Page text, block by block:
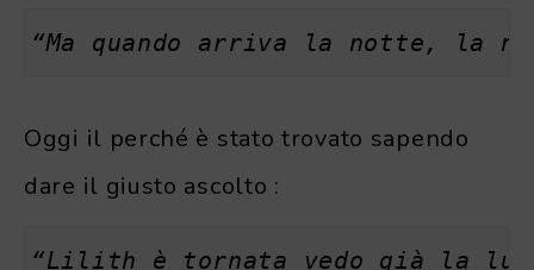
“Ma quando arriva la notte, la
Oggi il perché è stato trovato sapendo
dare il giusto ascolto :
“Lilith è tornata vedo già la luna